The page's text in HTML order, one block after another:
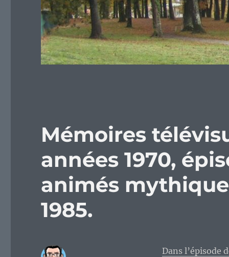
Mémoires
années 1970,
animés
1985.
Dans l’épisode